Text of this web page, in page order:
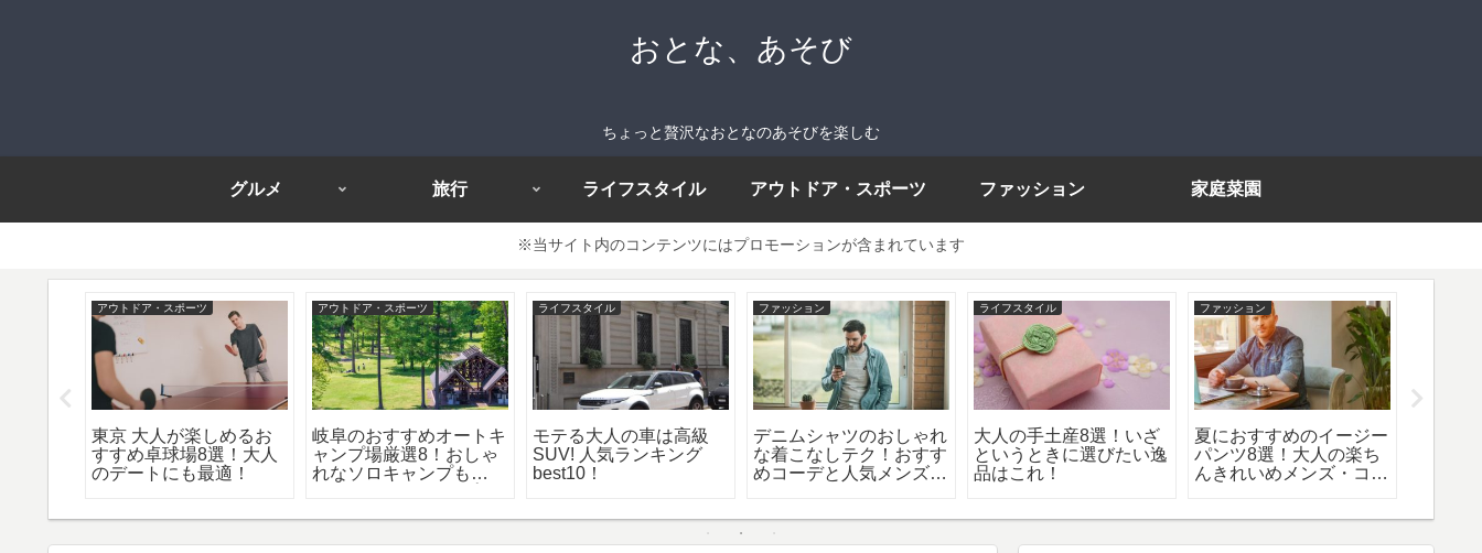
おとな、あそび
ちょっと贅沢なおとなのあそびを楽しむ
グルメ 旅行 ライフスタイル アウトドア・スポーツ ファッション 家庭菜園
※当サイト内のコンテンツにはプロモーションが含まれています
アウトドア・スポーツ
東京 大人が楽しめるお
すすめ卓球場8選！大人
のデートにも最適！
アウトドア・スポーツ
岐阜のおすすめオートキ
ャンプ場厳選8！おしゃ
れなソロキャンプも
ライフスタイル
モテる大人の車は高級
SUV! 人気ランキング
best10！
ファッション
デニムシャツのおしゃれ
な着こなしテク！おすす
めコーデと人気メンズブ
ライフスタイル
大人の手土産8選！いざ
というときに選びたい逸
品はこれ！
ファッション
夏におすすめのイージー
パンツ8選！大人の楽ち
んきれいめメンズ・コー